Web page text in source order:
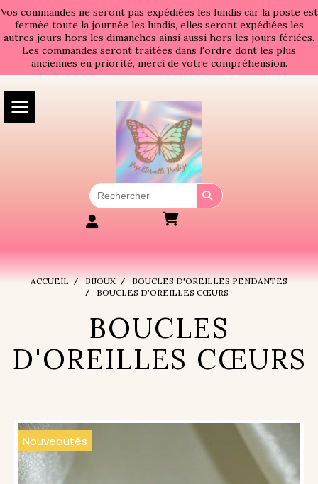
Vos commandes ne seront pas expédiées les lundis car la poste est
fermée toute la journée les lundis, elles seront expédiées les
autres jours hors les dimanches ainsi aussi hors les jours fériées.
Les commandes seront traitées dans l'ordre dont les plus
anciennes en priorité, merci de votre compréhension.
ACCUEIL BIJOUX
BOUCLES D'OREILLES PENDANTES
BOUCLES D'OREILLES CŒURS
BOUCLES
D'OREILLES CŒURS
Nouveautés